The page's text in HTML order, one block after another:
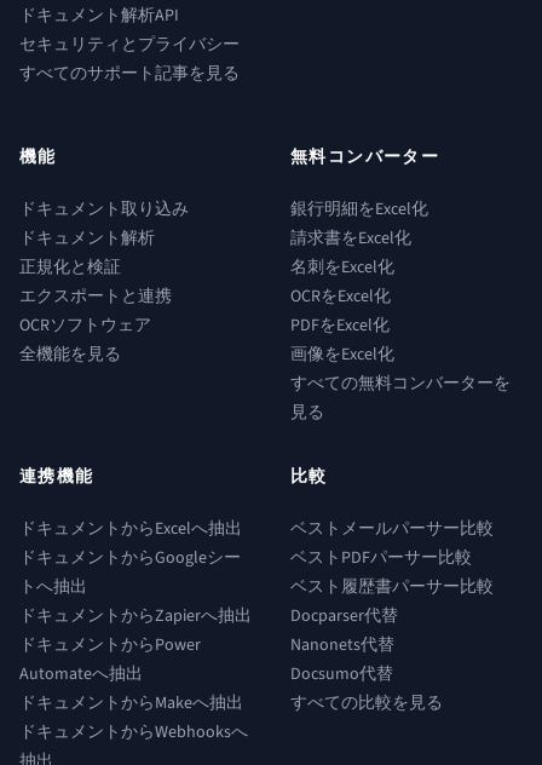
ドキュメント解析API
セキュリティとプライバシー
すべてのサポート記事を見る
機能
ドキュメント取り込み
ドキュメント解析
正規化と検証
エクスポートと連携
OCRソフトウェア
全機能を見る
無料コンバーター
銀行明細をExcel化
請求書をExcel化
名刺をExcel化
OCRをExcel化
PDFをExcel化
画像をExcel化
すべての無料コンバーターを
見る
連携機能
ドキュメントからExcelへ抽出
ドキュメントからGoogleシー
トへ抽出
ドキュメントからZapierへ抽出
ドキュメントからPower
Automateへ抽出
ドキュメントからMakeへ抽出
ドキュメントからWebhooksへ
比較
ベストメールパーサー比較
ベストPDFパーサー比較
ベスト履歴書パーサー比較
Docparser代替
Nanonets代替
Docsumo代替
すべての比較を見る